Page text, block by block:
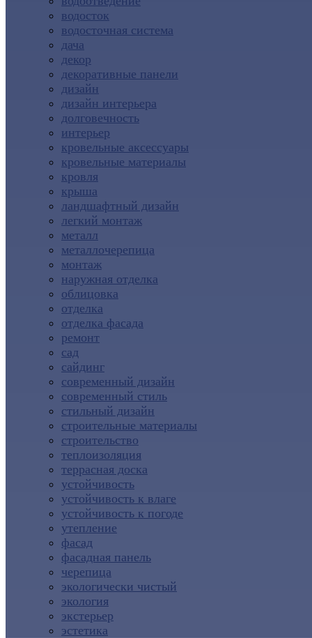
водосток
водосточная система
дача
декор
декоративные панели
дизайн
дизайн интерьера
долговечность
интерьер
кровельные аксессуары
кровельные материалы
кровля
крыша
ландшафтный дизайн
легкий монтаж
металл
металлочерепица
монтаж
наружная отделка
облицовка
отделка
отделка фасада
ремонт
сад
сайдинг
современный дизайн
современный стиль
стильный дизайн
строительные материалы
строительство
теплоизоляция
террасная доска
устойчивость
устойчивость к влаге
устойчивость к погоде
утепление
фасад
фасадная панель
черепица
экологически чистый
экология
экстерьер
эстетика